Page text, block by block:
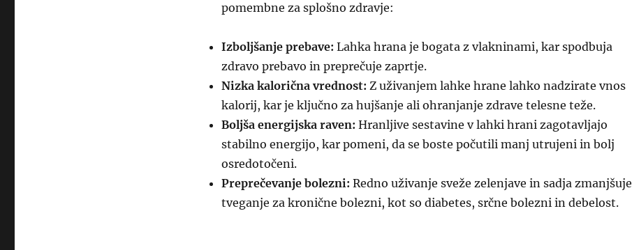
pomembne za splošno zdravje:
Izboljšanje prebave: Lahka hrana je bogata z vlakninami, kar spodbuja
zdravo prebavo in preprečuje zaprtje.
Nizka kalorična vrednost: Z uživanjem lahke hrane lahko nadzirate vnos
kalorij, kar je ključno za hujšanje ali ohranjanje zdrave telesne teže.
Boljša energijska raven: Hranljive sestavine v lahki hrani zagotavljajo
stabilno energijo, kar pomeni, da se boste počutili manj utrujeni in bolj
osredotočeni.
Preprečevanje bolezni: Redno uživanje sveže zelenjave in sadja zmanjšuje
tveganje za kronične bolezni, kot so diabetes, srčne bolezni in debelost.